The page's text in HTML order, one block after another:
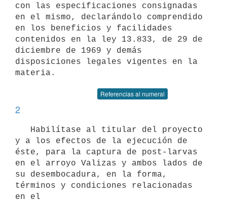
con las especificaciones consignadas
en el mismo, declarándolo comprendido
en los beneficios y facilidades
contenidos en la ley 13.833, de 29 de
diciembre de 1969 y demás
disposiciones legales vigentes en la
Referencias al numeral
2
y a los efectos de la ejecución de
éste, para la captura de post-larvas
en el arroyo Valizas y ambos lados de
su desembocadura, en la forma,
términos y condiciones relacionadas
en el